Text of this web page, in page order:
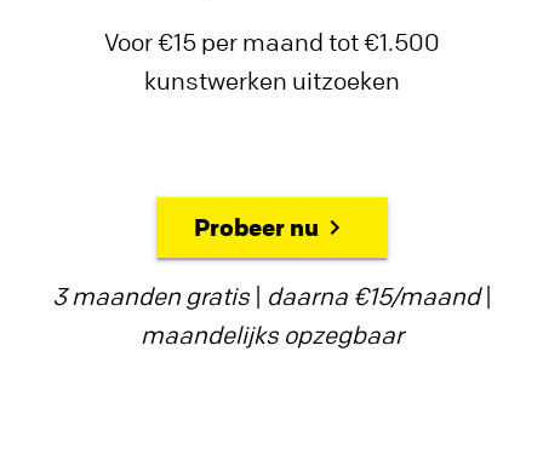
Voor €15 per maand tot €1.500
kunstwerken uitzoeken
Probeer nu
3 maanden gratis| daarna €15/maand|
maandelijks opzegbaar